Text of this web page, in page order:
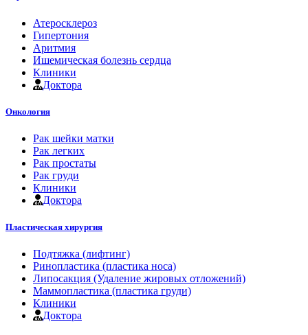
Атеросклероз
Гипертония
Аритмия
Ишемическая болезнь сердца
Клиники
Доктора
Онкология
Рак шейки матки
Рак легких
Рак простаты
Рак груди
Клиники
Доктора
Пластическая хирургия
Подтяжка (лифтинг)
Ринопластика (пластика носа)
Липосакция (Удаление жировых отложений)
Маммопластика (пластика груди)
Клиники
Доктора